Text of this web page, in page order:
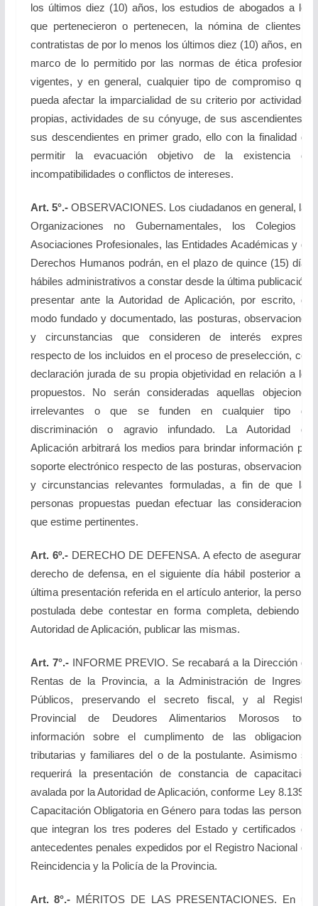
los últimos diez (10) años, los estudios de abogados a los
que pertenecieron o pertenecen, la nómina de clientes o
contratistas de por lo menos los últimos diez (10) años, en el
marco de lo permitido por las normas de ética profesional
vigentes, y en general, cualquier tipo de compromiso que
pueda afectar la imparcialidad de su criterio por actividades
propias, actividades de su cónyuge, de sus ascendientes y
sus descendientes en primer grado, ello con la finalidad de
permitir la evacuación objetivo de la existencia de
incompatibilidades o conflictos de intereses.
Art. 5°.-OBSERVACIONES. Los ciudadanos en general, las
Organizaciones no Gubernamentales, los Colegios y
Asociaciones Profesionales, las Entidades Académicas y de
Derechos Humanos podrán, en el plazo de quince (15) días
hábiles administrativos a constar desde la última publicación,
presentar ante la Autoridad de Aplicación, por escrito, de
modo fundado y documentado, las posturas, observaciones
y circunstancias que consideren de interés expresar
respecto de los incluidos en el proceso de preselección, con
declaración jurada de su propia objetividad en relación a los
propuestos. No serán consideradas aquellas objeciones
irrelevantes o que se funden en cualquier tipo de
discriminación o agravio infundado. La Autoridad de
Aplicación arbitrará los medios para brindar información por
soporte electrónico respecto de las posturas, observaciones
y circunstancias relevantes formuladas, a fin de que las
personas propuestas puedan efectuar las consideraciones
que estime pertinentes.
Art. 6º.-DERECHO DE DEFENSA. A efecto de asegurar el
derecho de defensa, en el siguiente día hábil posterior a la
última presentación referida en el artículo anterior, la persona
postulada debe contestar en forma completa, debiendo la
Autoridad de Aplicación, publicar las mismas.
Art. 7°.-INFORME PREVIO. Se recabará a la Dirección de
Rentas de la Provincia, a la Administración de Ingresos
Públicos, preservando el secreto fiscal, y al Registro
Provincial de Deudores Alimentarios Morosos toda
información sobre el cumplimento de las obligaciones
tributarias y familiares del o de la postulante. Asimismo se
requerirá la presentación de constancia de capacitación
avalada por la Autoridad de Aplicación, conforme Ley 8.139 –
Capacitación Obligatoria en Género para todas las personas
que integran los tres poderes del Estado y certificados de
antecedentes penales expedidos por el Registro Nacional de
Reincidencia y la Policía de la Provincia.
Art. 8°.- MÉRITOS DE LAS PRESENTACIONES. En un